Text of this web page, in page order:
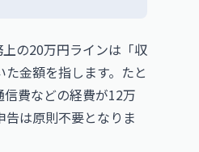
の20万円ラインは「収
金額を指します。たと
費などの経費が12万
は原則不要となりま